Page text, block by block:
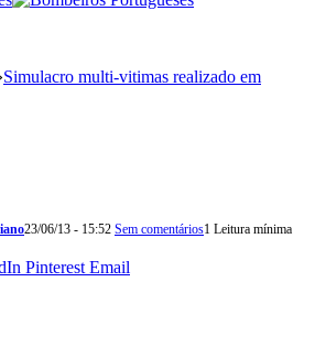
Simulacro multi-vitimas realizado em
23/06/13 - 15:52 Sem comentários1 Leitura mínima
Pinterest Email